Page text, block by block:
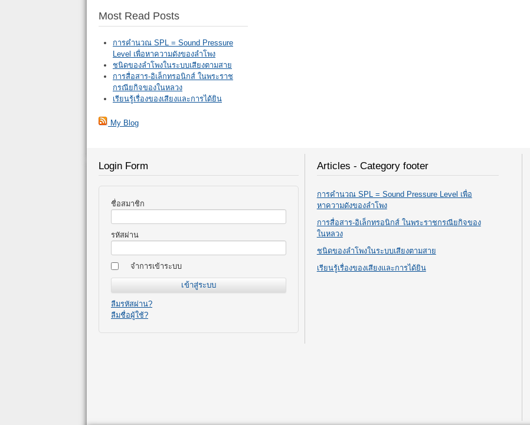
Most Read Posts
การคำนวณ SPL = Sound Pressure
Level เพื่อหาความดังของลำโพง
ชนิดของลำโพงในระบบเสียงตามสาย
การสื่อสาร-อิเล็กทรอนิกส์ ในพระราช
กรณียกิจของในหลวง
เรียนรู้เรื่องของเสียงและการได้ยิน
My Blog
Login Form
ชื่อสมาชิก
รหัสผ่าน
จำการเข้าระบบ
ลืมรหัสผ่าน?
ลืมชื่อผู้ใช้?
Articles - Category footer
การคำนวณ SPL = Sound Pressure Level เพื่อ
หาความดังของลำโพง
การสื่อสาร-อิเล็กทรอนิกส์ ในพระราชกรณียกิจของ
ในหลวง
ชนิดของลำโพงในระบบเสียงตามสาย
เรียนรู้เรื่องของเสียงและการได้ยิน